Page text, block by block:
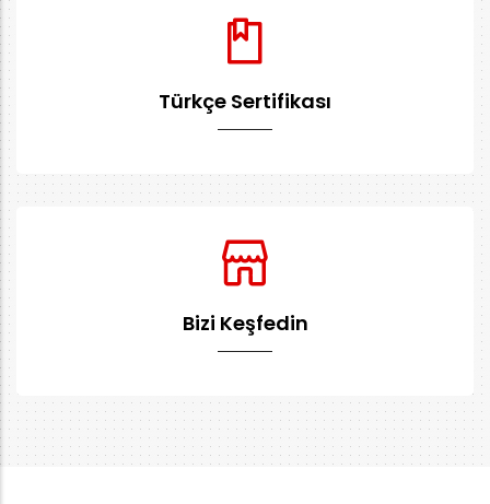
Türkçe Sertifikası
Bizi Keşfedin